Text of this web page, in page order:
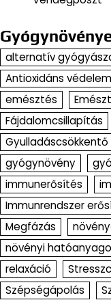
alternatív
Antioxidáns védelem
emésztés
Fájdalomcsillapítás
gyógynövény
immunerősítés
Immunrendszer
Megfázás
növényi
relaxáció
Szépségápolás